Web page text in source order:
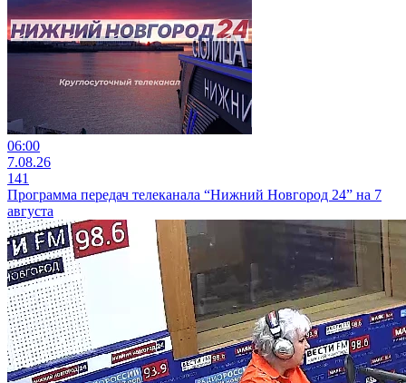
06:00
7.08.26
141
Программа передач телеканала “Нижний Новгород 24” на 7
августа